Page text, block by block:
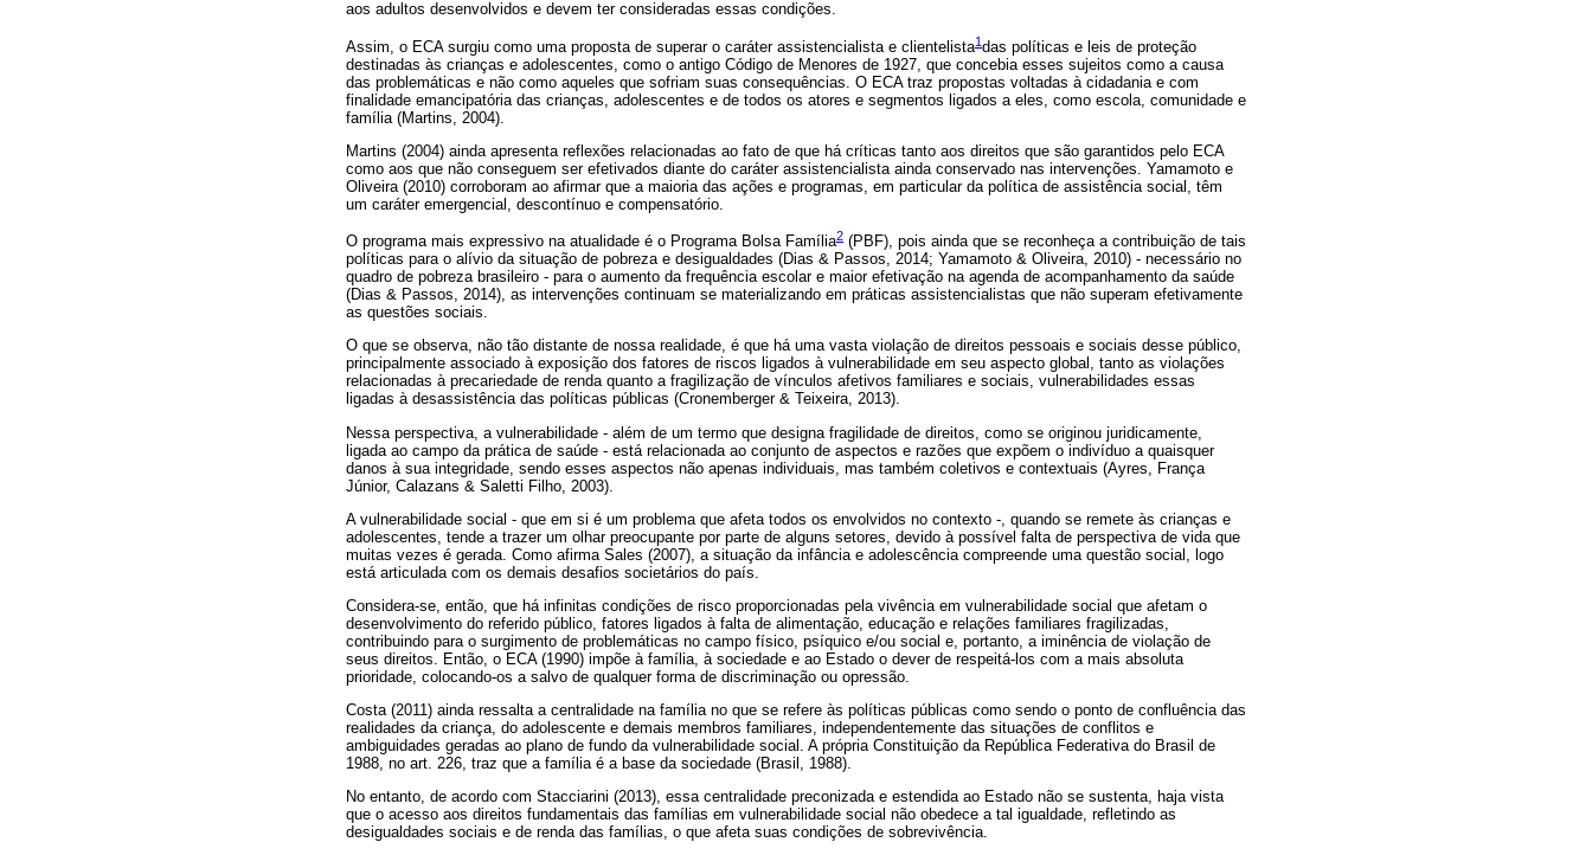
aos adultos desenvolvidos e devem ter consideradas essas condições.
Assim, o ECA surgiu como uma proposta de superar o caráter assistencialista e clientelista1das políticas e leis de proteção
destinadas às crianças e adolescentes, como o antigo Código de Menores de 1927, que concebia esses sujeitos como a causa
das problemáticas e não como aqueles que sofriam suas consequências. O ECA traz propostas voltadas à cidadania e com
finalidade emancipatória das crianças, adolescentes e de todos os atores e segmentos ligados a eles, como escola, comunidade e
família (Martins, 2004).
Martins (2004) ainda apresenta reflexões relacionadas ao fato de que há críticas tanto aos direitos que são garantidos pelo ECA
como aos que não conseguem ser efetivados diante do caráter assistencialista ainda conservado nas intervenções. Yamamoto e
Oliveira (2010) corroboram ao afirmar que a maioria das ações e programas, em particular da política de assistência social, têm
um caráter emergencial, descontínuo e compensatório.
O programa mais expressivo na atualidade é o Programa Bolsa Família2 (PBF), pois ainda que se reconheça a contribuição de tais
políticas para o alívio da situação de pobreza e desigualdades (Dias & Passos, 2014; Yamamoto & Oliveira, 2010) - necessário no
quadro de pobreza brasileiro - para o aumento da frequência escolar e maior efetivação na agenda de acompanhamento da saúde
(Dias & Passos, 2014), as intervenções continuam se materializando em práticas assistencialistas que não superam efetivamente
as questões sociais.
O que se observa, não tão distante de nossa realidade, é que há uma vasta violação de direitos pessoais e sociais desse público,
principalmente associado à exposição dos fatores de riscos ligados à vulnerabilidade em seu aspecto global, tanto as violações
relacionadas à precariedade de renda quanto a fragilização de vínculos afetivos familiares e sociais, vulnerabilidades essas
ligadas à desassistência das políticas públicas (Cronemberger & Teixeira, 2013).
Nessa perspectiva, a vulnerabilidade - além de um termo que designa fragilidade de direitos, como se originou juridicamente,
ligada ao campo da prática de saúde - está relacionada ao conjunto de aspectos e razões que expõem o indivíduo a quaisquer
danos à sua integridade, sendo esses aspectos não apenas individuais, mas também coletivos e contextuais (Ayres, França
Júnior, Calazans & Saletti Filho, 2003).
A vulnerabilidade social - que em si é um problema que afeta todos os envolvidos no contexto -, quando se remete às crianças e
adolescentes, tende a trazer um olhar preocupante por parte de alguns setores, devido à possível falta de perspectiva de vida que
muitas vezes é gerada. Como afirma Sales (2007), a situação da infância e adolescência compreende uma questão social, logo
está articulada com os demais desafios societários do país.
Considera-se, então, que há infinitas condições de risco proporcionadas pela vivência em vulnerabilidade social que afetam o
desenvolvimento do referido público, fatores ligados à falta de alimentação, educação e relações familiares fragilizadas,
contribuindo para o surgimento de problemáticas no campo físico, psíquico e/ou social e, portanto, a iminência de violação de
seus direitos. Então, o ECA (1990) impõe à família, à sociedade e ao Estado o dever de respeitá-los com a mais absoluta
prioridade, colocando-os a salvo de qualquer forma de discriminação ou opressão.
Costa (2011) ainda ressalta a centralidade na família no que se refere às políticas públicas como sendo o ponto de confluência das
realidades da criança, do adolescente e demais membros familiares, independentemente das situações de conflitos e
ambiguidades geradas ao plano de fundo da vulnerabilidade social. A própria Constituição da República Federativa do Brasil de
1988, no art. 226, traz que a família é a base da sociedade (Brasil, 1988).
No entanto, de acordo com Stacciarini (2013), essa centralidade preconizada e estendida ao Estado não se sustenta, haja vista
que o acesso aos direitos fundamentais das famílias em vulnerabilidade social não obedece a tal igualdade, refletindo as
desigualdades sociais e de renda das famílias, o que afeta suas condições de sobrevivência.